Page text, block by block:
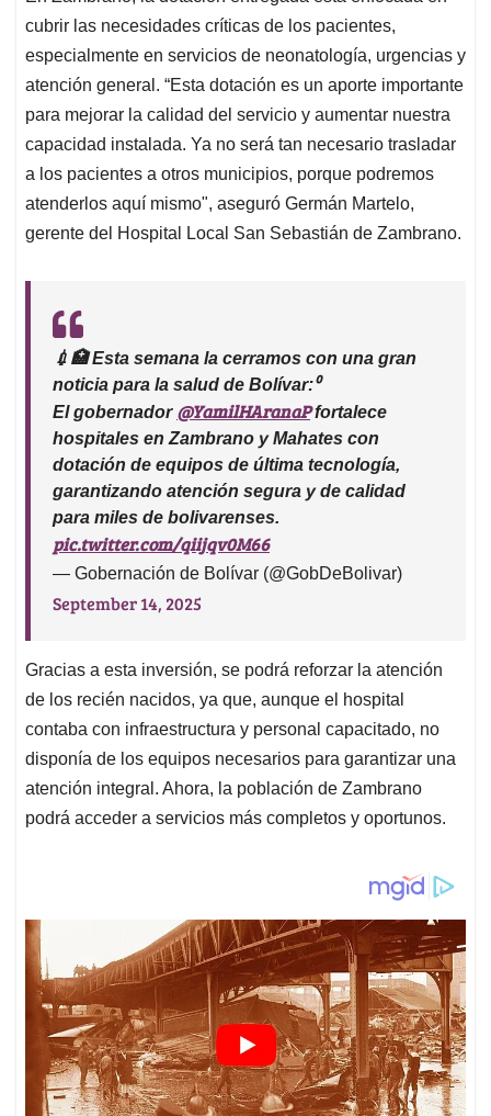
cubrir las necesidades críticas de los pacientes,
especialmente en servicios de neonatología, urgencias y
atención general. “Esta dotación es un aporte importante
para mejorar la calidad del servicio y aumentar nuestra
capacidad instalada. Ya no será tan necesario trasladar
a los pacientes a otros municipios, porque podremos
atenderlos aquí mismo", aseguró Germán Martelo,
gerente del Hospital Local San Sebastián de Zambrano.
💉🏥 Esta semana la cerramos con una gran
noticia para la salud de Bolívar:⁰
El gobernador @YamilHAranaPfortalece
hospitales en Zambrano y Mahates con
dotación de equipos de última tecnología,
garantizando atención segura y de calidad
para miles de bolivarenses.
pic.twitter.com/qiijqv0M66
— Gobernación de Bolívar (@GobDeBolivar)
September 14, 2025
Gracias a esta inversión, se podrá reforzar la atención
de los recién nacidos, ya que, aunque el hospital
contaba con infraestructura y personal capacitado, no
disponía de los equipos necesarios para garantizar una
atención integral. Ahora, la población de Zambrano
podrá acceder a servicios más completos y oportunos.